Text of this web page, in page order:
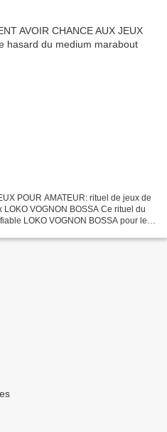
POUR AMATEUR: rituel de jeux de
VOGNON BOSSA Ce rituel du
LOKO VOGNON BOSSA pour le